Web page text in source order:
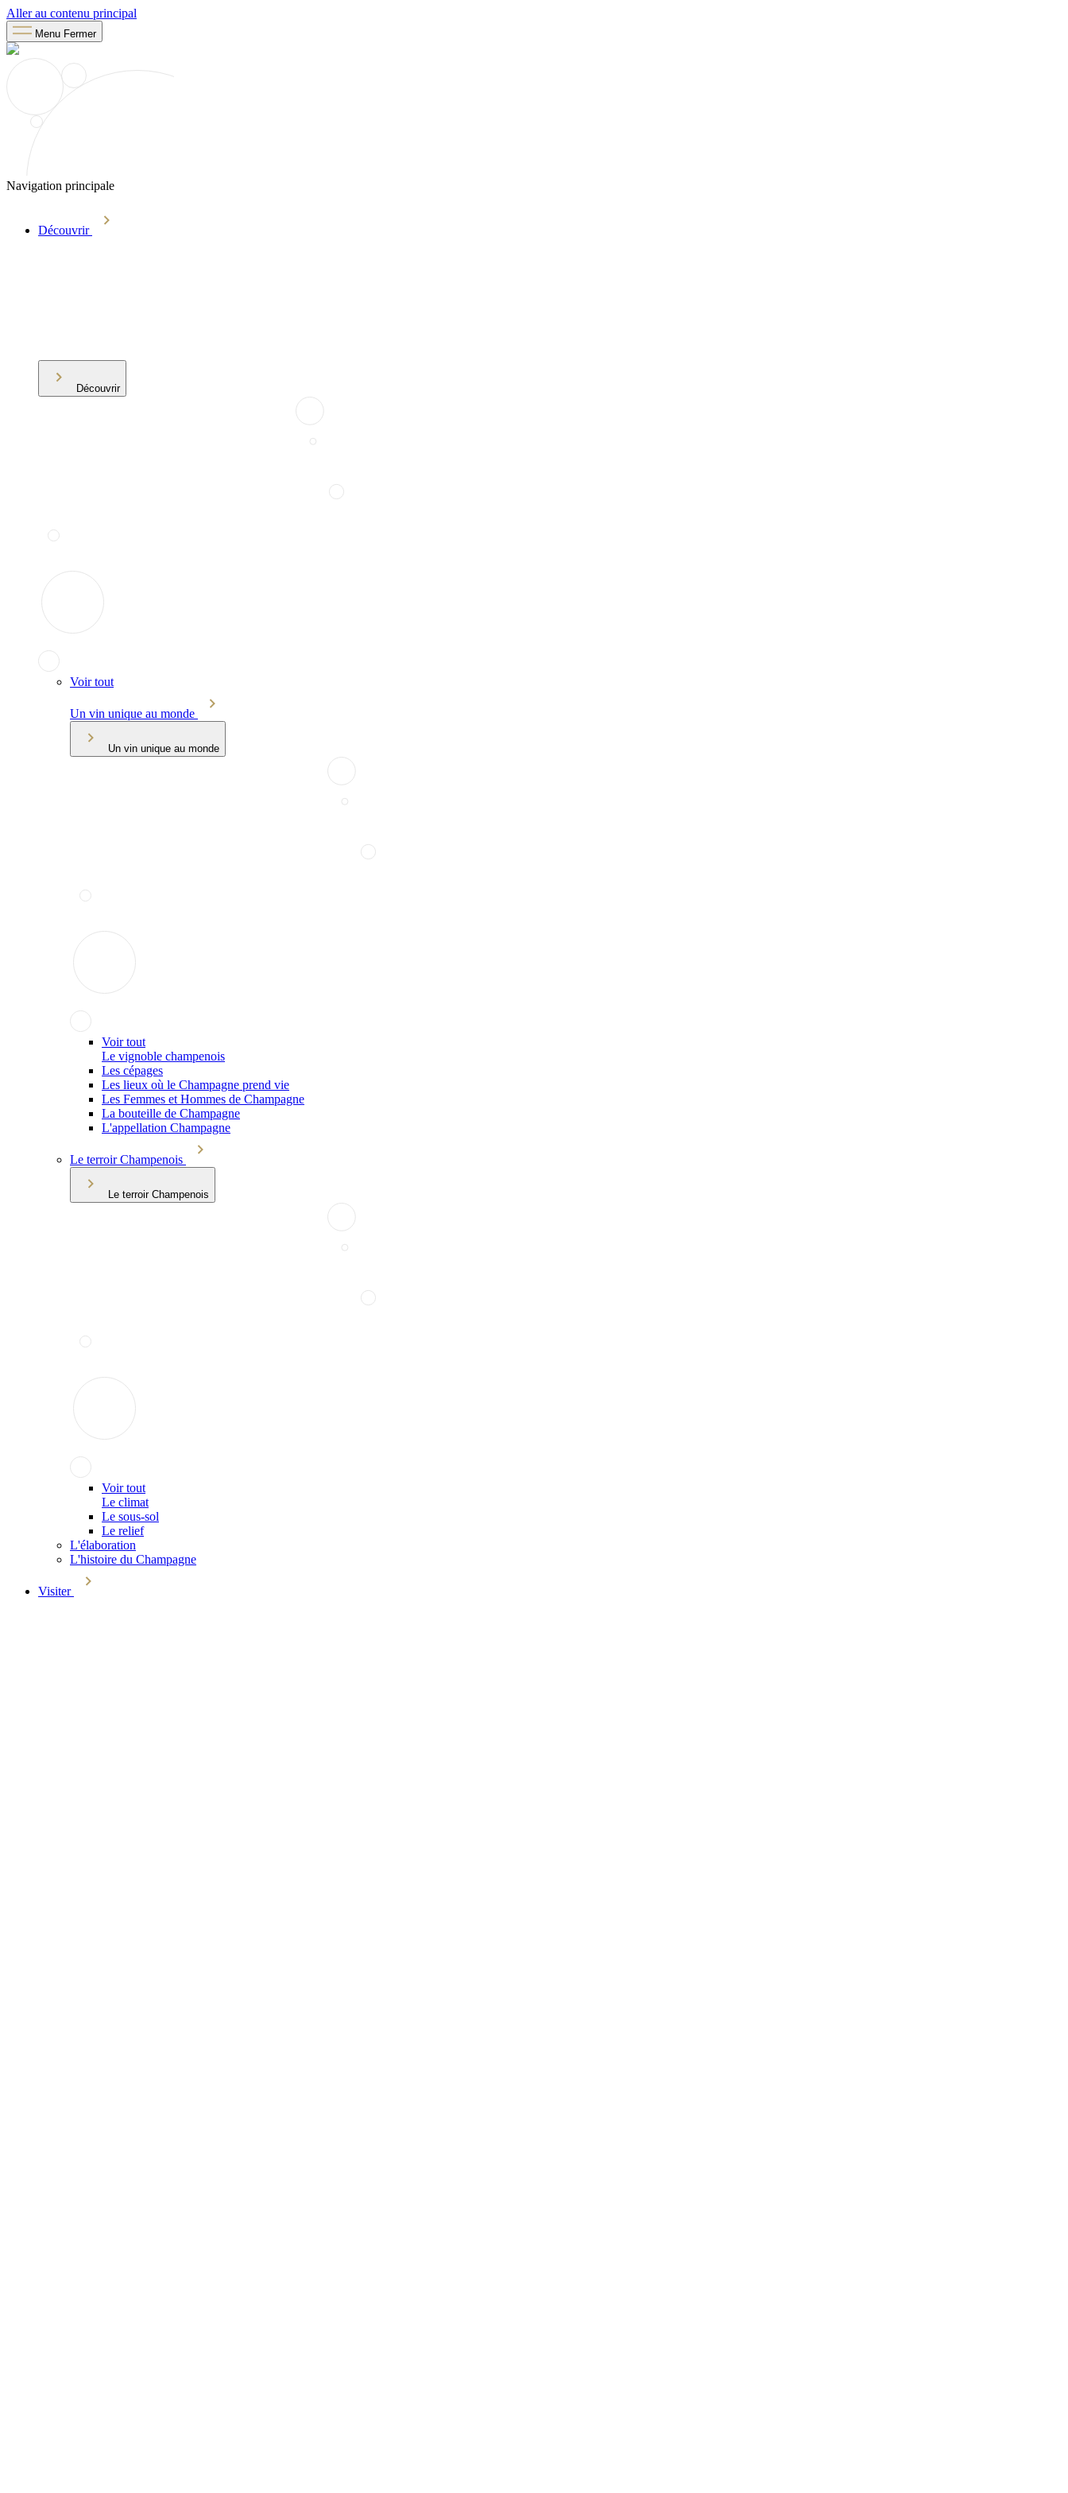
Aller au contenu principal
Menu Fermer
Navigation principale
Découvrir
Découvrir
Voir tout
Un vin unique au monde
Un vin unique au monde
Voir tout
Le vignoble champenois
Les cépages
Les lieux où le Champagne prend vie
Les Femmes et Hommes de Champagne
La bouteille de Champagne
L'appellation Champagne
Le terroir Champenois
Le terroir Champenois
Voir tout
Le climat
Le sous-sol
Le relief
L'élaboration
L'histoire du Champagne
Visiter